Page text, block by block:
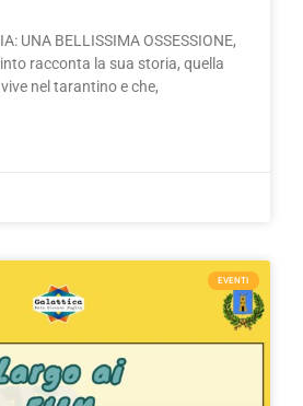
UNA BELLISSIMA OSSESSIONE,
racconta la sua storia, quella
nel tarantino e che,
EVENTI